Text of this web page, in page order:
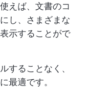
えば、文書のコ
し、さまざまな
示することがで
することなく、
最適です。